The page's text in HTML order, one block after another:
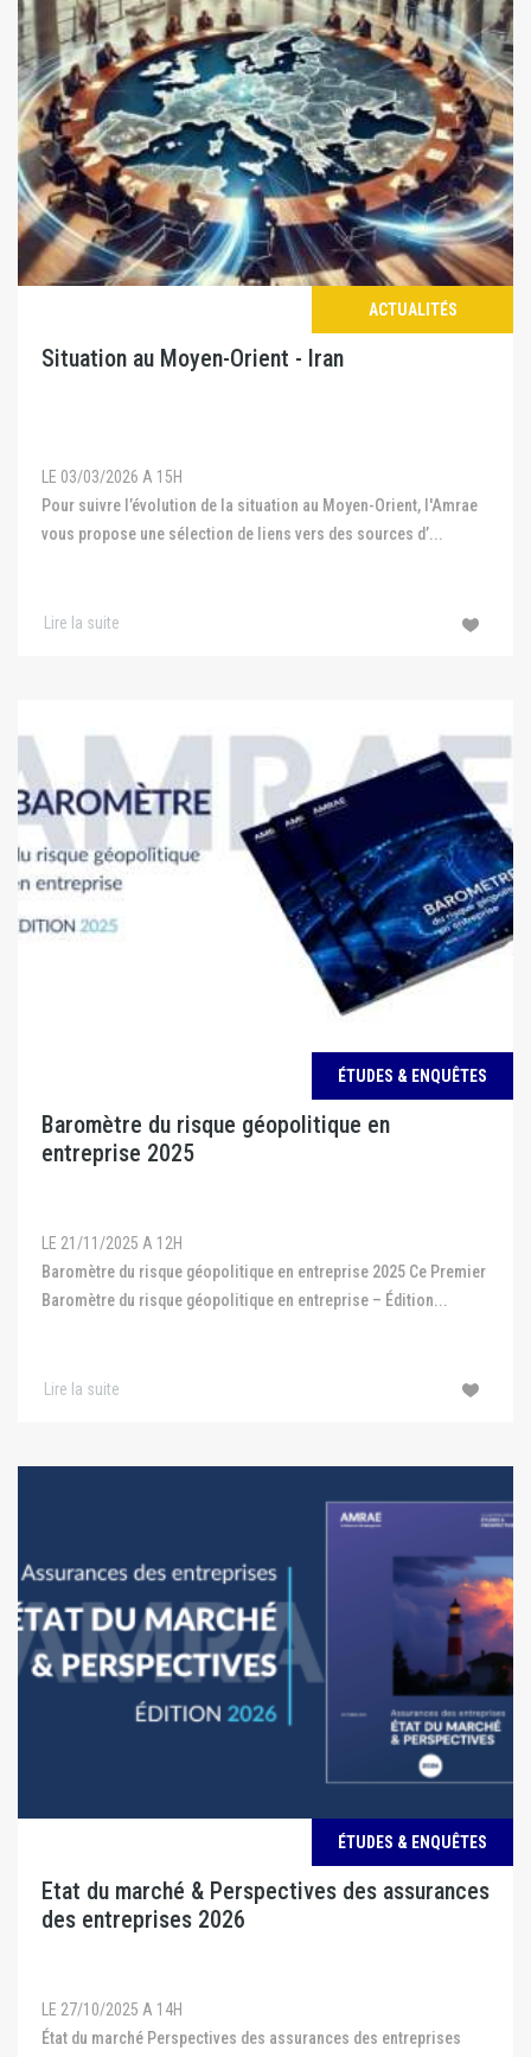
ACTUALITÉS
Situation au Moyen-Orient - Iran
LE 03/03/2026 A 15H
Pour suivre l’évolution de la situation au Moyen-Orient, l'Amrae
vous propose une sélection de liens vers des sources d’...
Lire la suite
ÉTUDES & ENQUÊTES
Baromètre du risque géopolitique en
entreprise 2025
LE 21/11/2025 A 12H
Baromètre du risque géopolitique en entreprise 2025 Ce Premier
Baromètre du risque géopolitique en entreprise – Édition...
Lire la suite
ÉTUDES & ENQUÊTES
Etat du marché & Perspectives des assurances
des entreprises 2026
LE 27/10/2025 A 14H
État du marché Perspectives des assurances des entreprises